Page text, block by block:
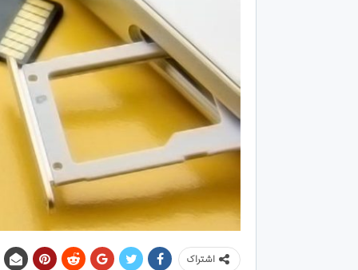
اشتراک